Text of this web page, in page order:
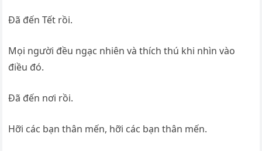
Đã đến Tết rồi.
Mọi người đều ngạc nhiên và thích thú khi nhìn vào
điều đó.
Đã đến nơi rồi.
Hỡi các bạn thân mến, hỡi các bạn thân mến.